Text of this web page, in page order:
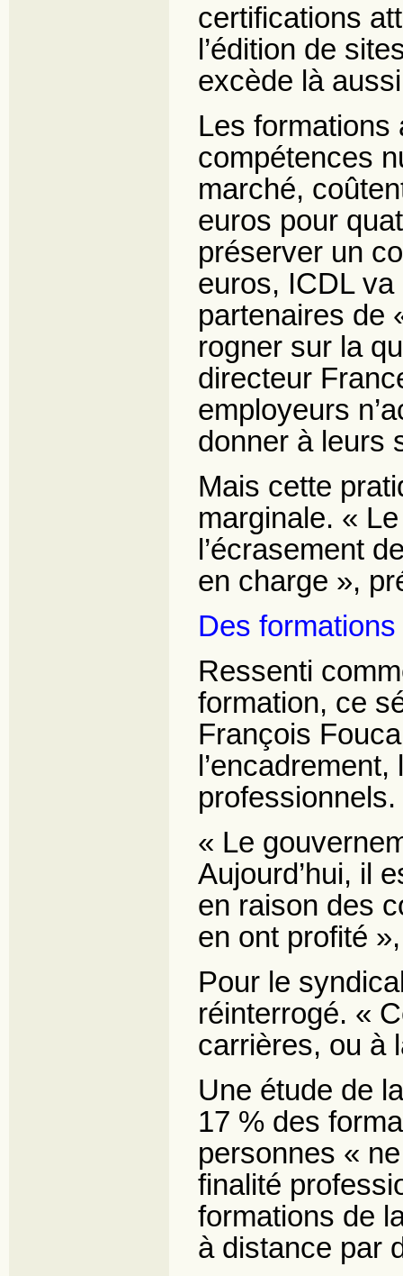
certifications
l’édition de
excède là
Les formations
compétences
marché,
euros pour
préserver un
euros, ICDL
partenaires de
rogner sur la
directeur
employeurs
donner à leurs
Mais cette
marginale. «
l’écrasement
en charge »,
Des
Ressenti
formation, ce
François
professionnels.
« Le
Aujourd’hui, il
en raison des
en ont profité
Pour le
réinterrogé. «
carrières, ou à
Une étude de
17 % des
personnes «
finalité
formations de
à distance par